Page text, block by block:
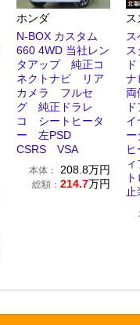
ホンダ
N-BOX カスタム
660 4WD 当社レン
タアップ 純正コ
ネクトナビ リア
カメラ フルセ
グ 純正ドラレ
コ シートヒータ
ー 左PSD
CSRS VSA
本体： 208.8万円
総額： 214.7万円
ス
ナ
両
イ
ー